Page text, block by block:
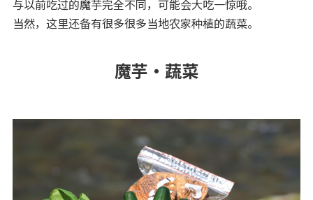
与以前吃过的魔芋完全不同，可能会大吃一惊哦。
当然，这里还备有很多很多当地农家种植的蔬菜。
魔芋・蔬菜